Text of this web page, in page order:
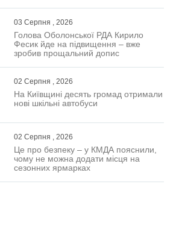
03 Серпня , 2026
Голова Оболонської РДА Кирило
Фесик йде на підвищення – вже
зробив прощальний допис
02 Серпня , 2026
На Київщині десять громад отримали
нові шкільні автобуси
02 Серпня , 2026
Це про безпеку – у КМДА пояснили,
чому не можна додати місця на
сезонних ярмарках